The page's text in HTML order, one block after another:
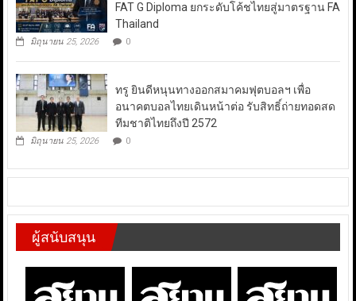
FAT G Diploma ยกระดับโค้ชไทยสู่มาตรฐาน FA
Thailand
มิถุนายน 25, 2026 0
ทรู ยินดีหนุนทางออกสมาคมฟุตบอลฯ เพื่อ
อนาคตบอลไทยเดินหน้าต่อ รับสิทธิ์ถ่ายทอดสด
ทีมชาติไทยถึงปี 2572
มิถุนายน 25, 2026 0
ผู้สนับสนุน